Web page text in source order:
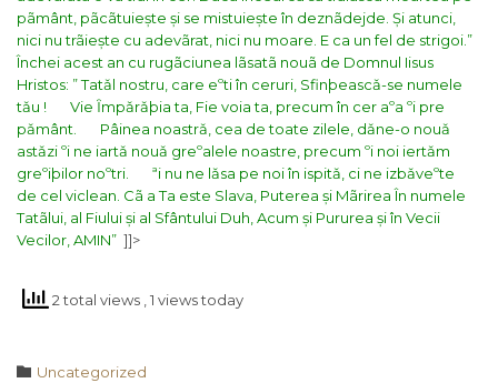
pãmânt, pãcãtuiește și se mistuiește în deznãdejde. Și atunci,
nici nu trãiește cu adevãrat, nici nu moare. E ca un fel de strigoi.”
Închei acest an cu rugãciunea lãsatã nouã de Domnul Iisus
Hristos: ” Tatǎl nostru, care eºti în ceruri, Sfinþeascǎ-se numele
tǎu !
Vie Ȋmpǎrǎþia ta, Fie voia ta, precum în cer aºa ºi pre
pǎmânt.
Pâinea noastrǎ, cea de toate zilele, dǎne-o nouǎ
astǎzi ºi ne iartǎ nouǎ greºalele noastre, precum ºi noi iertǎm
greºiþilor noºtri.
ªi nu ne lǎsa pe noi în ispitǎ, ci ne izbǎveºte
de cel viclean. Cã a Ta este Slava, Puterea și Mãrirea În numele
Tatãlui, al Fiului și al Sfântului Duh, Acum și Pururea și în Vecii
Vecilor, AMIN” ]]>
2 total views , 1 views today
 Category
Uncategorized